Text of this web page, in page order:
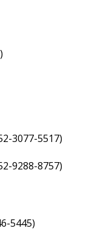
3077-5517)
9288-8757)
5445)